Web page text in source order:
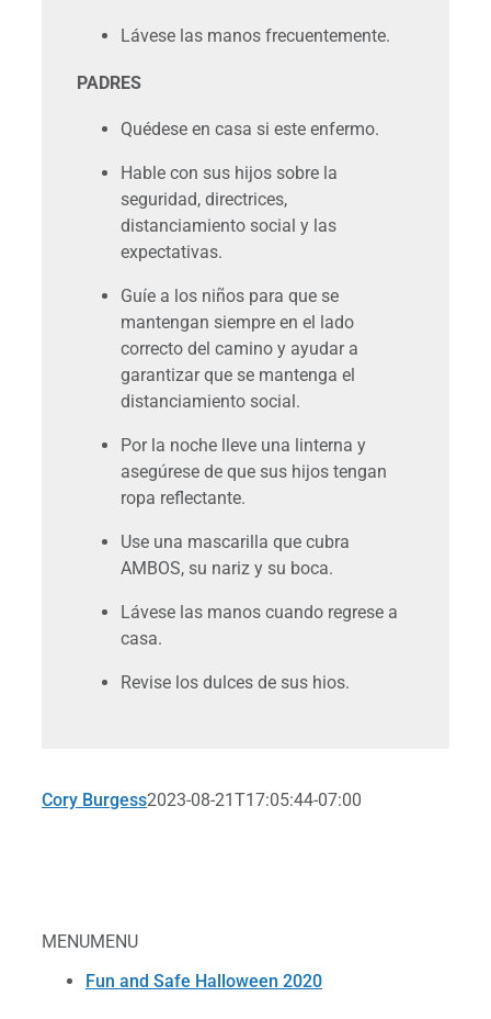
MENUMENU
Fun and Safe Halloween 2020
Lávese las manos frecuentemente.
PADRES
Quédese en casa si este enfermo.
Hable con sus hijos sobre la
seguridad, directrices,
distanciamiento social y las
expectativas.
Guíe a los niños para que se
mantengan siempre en el lado
correcto del camino y ayudar a
garantizar que se mantenga el
distanciamiento social.
Por la noche lleve una linterna y
asegúrese de que sus hijos tengan
ropa reflectante.
Use una mascarilla que cubra
AMBOS, su nariz y su boca.
Lávese las manos cuando regrese a
casa.
Revise los dulces de sus hios.
Cory Burgess2023-08-21T17:05:44-07:00